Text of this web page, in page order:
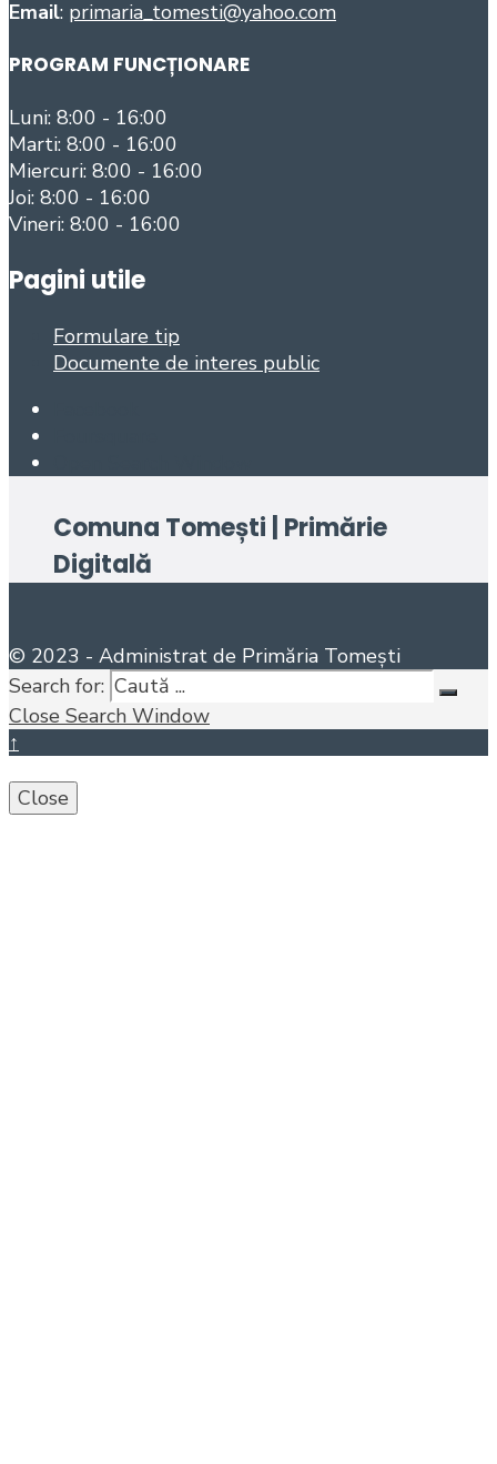
Email: primaria_tomesti@yahoo.com
PROGRAM FUNCȚIONARE
Luni: 8:00 - 16:00
Marti: 8:00 - 16:00
Miercuri: 8:00 - 16:00
Joi: 8:00 - 16:00
Vineri: 8:00 - 16:00
Pagini utile
Formulare tip
Documente de interes public
Comuna Tomești | Primărie
Digitală
© 2023 - Administrat de Primăria Tomești
Search for:
Close Search Window
↑
Close